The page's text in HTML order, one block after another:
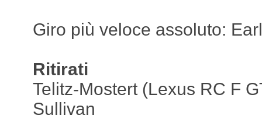
Giro più veloce assoluto:
Ritirati
Telitz-Mostert (Lexus RC F
Sullivan